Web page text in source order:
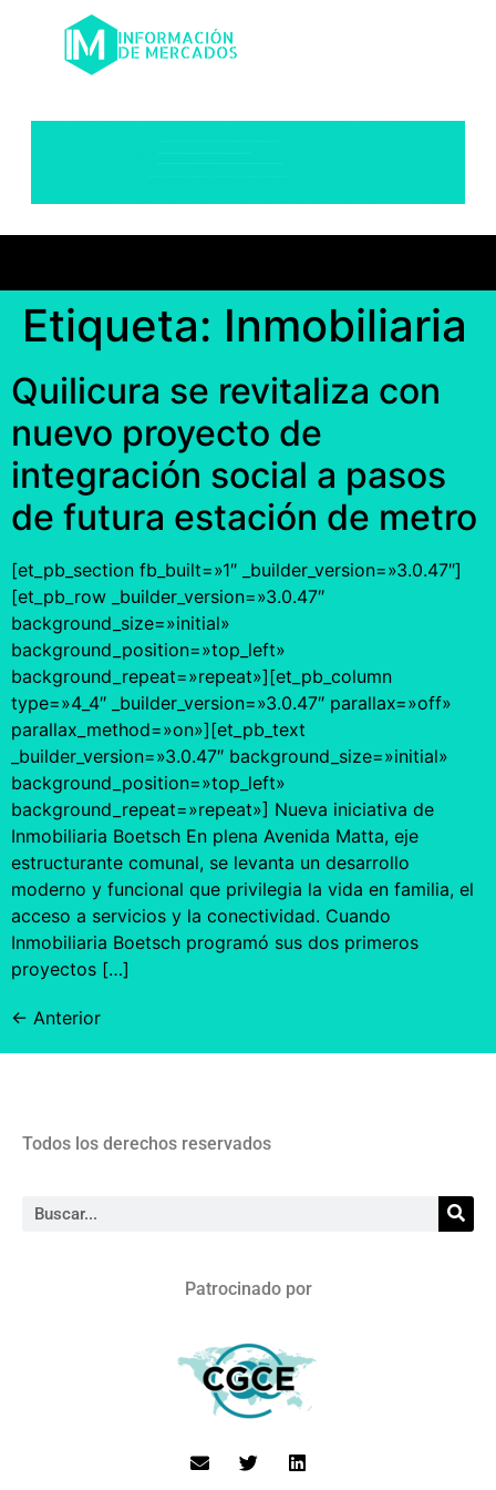
Etiqueta: Inmobiliaria
Quilicura se revitaliza con
nuevo proyecto de
integración social a pasos
de futura estación de metro
[et_pb_section fb_built=»1″ _builder_version=»3.0.47″]
[et_pb_row _builder_version=»3.0.47″
background_size=»initial»
background_position=»top_left»
background_repeat=»repeat»][et_pb_column
type=»4_4″ _builder_version=»3.0.47″ parallax=»off»
parallax_method=»on»][et_pb_text
_builder_version=»3.0.47″ background_size=»initial»
background_position=»top_left»
background_repeat=»repeat»] Nueva iniciativa de
Inmobiliaria Boetsch En plena Avenida Matta, eje
estructurante comunal, se levanta un desarrollo
moderno y funcional que privilegia la vida en familia, el
acceso a servicios y la conectividad. Cuando
Inmobiliaria Boetsch programó sus dos primeros
proyectos […]
← Anterior
Todos los derechos reservados
Patrocinado por